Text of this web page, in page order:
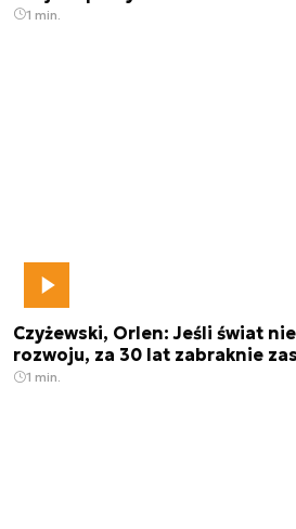
1 min.
Czyżewski, Orlen: Jeśli świat
rozwoju, za 30 lat zabraknie
1 min.